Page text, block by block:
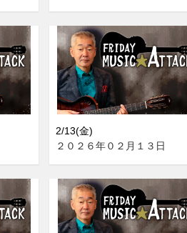
2/13(金)
２０２６年０２月１３日